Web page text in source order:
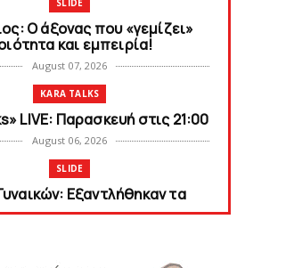
SLIDE
O άξονας που «γεμίζει»
και εμπειρία!
August 07, 2026
KARA TALKS
LIVE: Παρασκευή στις 21:00
August 06, 2026
SLIDE
Εξαντλήθηκαν τα
για τη Θύρα 2